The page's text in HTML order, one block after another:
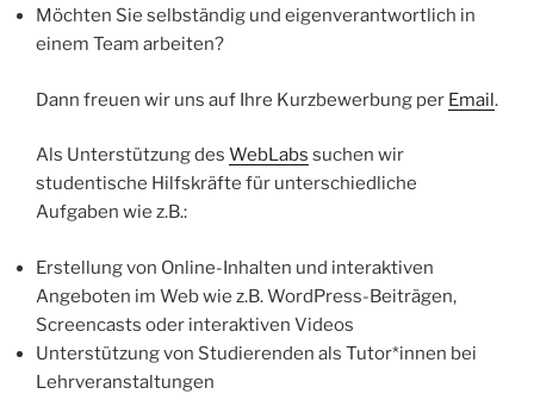
Möchten Sie selbständig und eigenverantwortlich in
einem Team arbeiten?
Dann freuen wir uns auf Ihre Kurzbewerbung per Email.
Als Unterstützung des WebLabs suchen wir
studentische Hilfskräfte für unterschiedliche
Aufgaben wie z.B.:
Erstellung von Online-Inhalten und interaktiven
Angeboten im Web wie z.B. WordPress-Beiträgen,
Screencasts oder interaktiven Videos
Unterstützung von Studierenden als Tutor*innen bei
Lehrveranstaltungen